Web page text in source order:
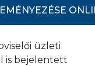
üzleti
is bejelentett